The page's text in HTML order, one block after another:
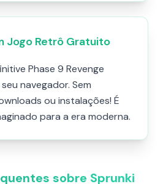
Jogo Retrô Gratuito
Phase 9 Revenge
navegador. Sem
ou instalações! É
para a era moderna.
sobre Sprunki